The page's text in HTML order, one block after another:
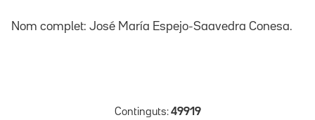
Nom complet: José María Espejo-Saavedra Conesa.
Continguts: 49919